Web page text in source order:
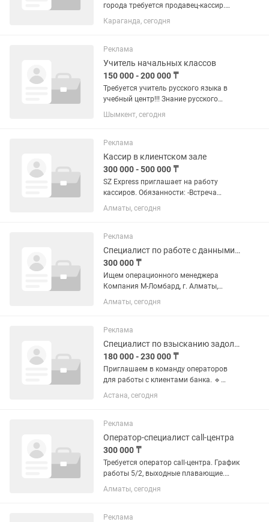
города требуется продавец-кассир.
Обязанности: Обслуживание и
консультация клиентов в зале и на
Поддержание чистоты и порядка в...
Караганда, сегодня
Реклама
Учитель начальных классов
150 000 - 200 000 ₸
Требуется учитель русского языка в
учебный центр!!! Знание русского
языка и литературы!!!
Шымкент, сегодня
Реклама
Кассир в клиентском зале
300 000 - 500 000 ₸
SZ Express приглашает на работу
кассиров. Обязанности: -Встреча
гостей; - Разъяснение правил гостям; -
Пополнение и вывод денежных
Подготовка и сдача отчетов по...
Алматы, сегодня
Реклама
Специалист по работе с данными (excel) и официальной переписке
300 000 ₸
Ищем операционного менеджера
Компания М-Ломбард, г. Алматы,
район Попова-Шашкина Задачи: •
Готовить справки по запросам
письма на русском и казахском
языках; •...
Алматы, сегодня
Реклама
Специалист по взысканию задолженности
180 000 - 230 000 ₸
Приглашаем в команду операторов
для работы с клиентами банка. 🔹
Обязанности: Исходящие звонки
клиентам 📲 Общение по готовому
ранней стадии просрочки Внесение...
Астана, сегодня
Реклама
Оператор-специалист call-центра
300 000 ₸
Требуется оператор call-центра. График
работы 5/2, выходные плавающие.
Работа с входящими звонками, с
теплым обзвоном, обработка заказов
трудоустройство, ЗП на карту...
Алматы, сегодня
Реклама